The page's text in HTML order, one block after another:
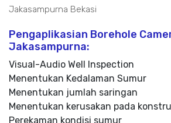
Jakasampurna Bekasi
Pengaplikasian Borehole
Jakasampurna:
Visual-Audio Well Inspection
Menentukan Kedalaman Sumur
Menentukan jumlah saringan
Menentukan kerusakan pada
Perekaman kondisi sumur